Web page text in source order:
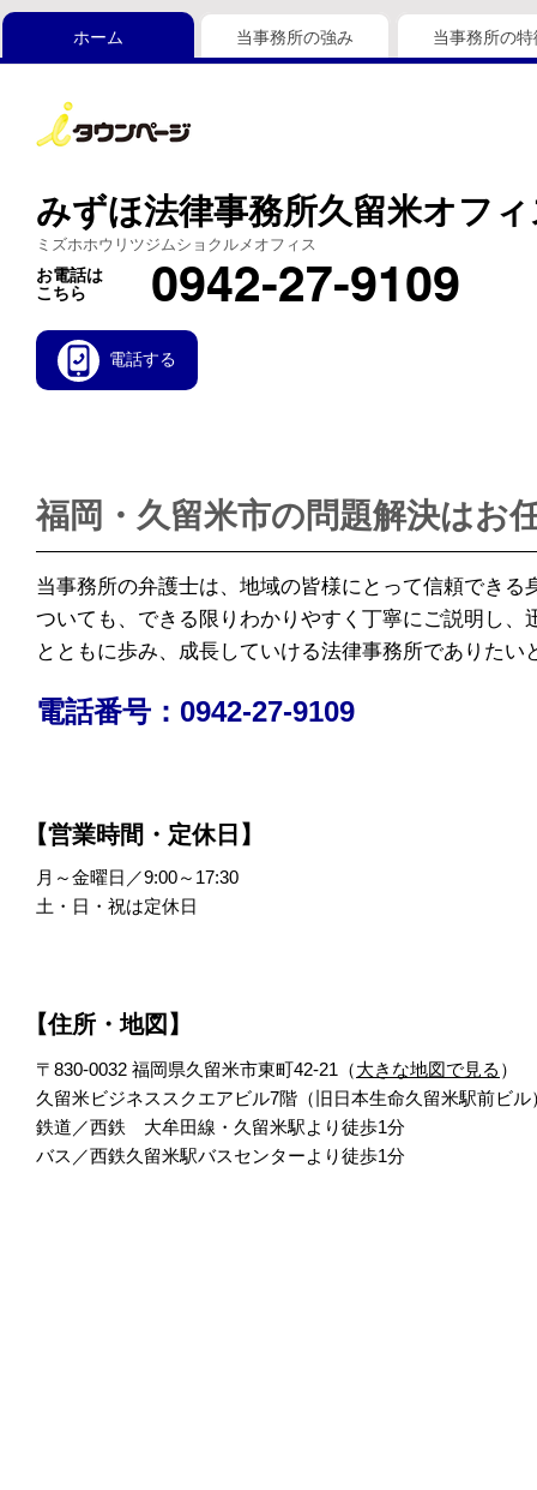
ホーム 当事務所の強み 当事務所の特
みずほ法律事務所久留米オフ
ミズホホウリツジムショクルメオフィス
お電話は
こちら
0942-27-9109
電話する
福岡・久留米市の問題解決はお
当事務所の弁護士は、地域の皆様にとって信頼でき
ついても、できる限りわかりやすく丁寧にご説明し
とともに歩み、成長していける法律事務所でありたい
電話番号：0942-27-9109
【営業時間・定休日】
月～金曜日／9:00～17:30
土・日・祝は定休日
【住所・地図】
〒830-0032 福岡県久留米市東町42-21（大きな地図で見る ）
久留米ビジネススクエアビル7階（旧日本生命久留米駅前ビル
鉄道／西鉄 大牟田線・久留米駅より徒歩1分
バス／西鉄久留米駅バスセンターより徒歩1分